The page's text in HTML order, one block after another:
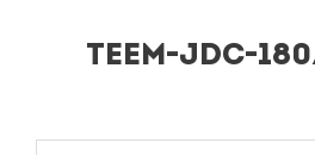
TEEM-JDC-